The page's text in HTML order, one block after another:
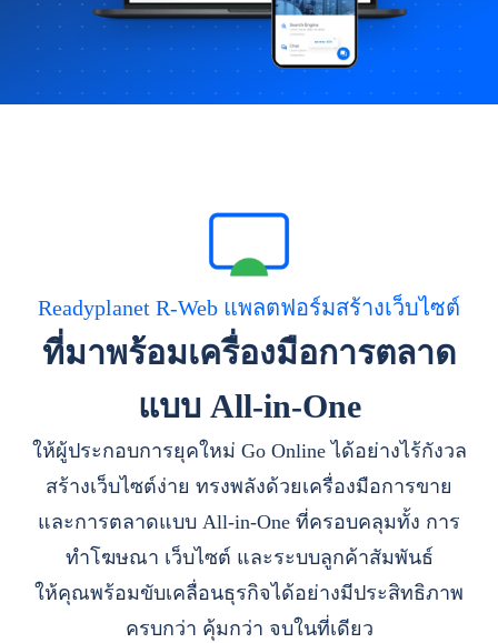
Readyplanet R-Web แพลตฟอร์มสร้างเว็บไซต์
ที่มาพร้อมเครื่องมือการตลาด
แบบ All-in-One
ให้ผู้ประกอบการยุคใหม่ Go Online ได้อย่างไร้กังวล
สร้างเว็บไซต์ง่าย ทรงพลังด้วยเครื่องมือการขาย
และการตลาดแบบ All-in-One ที่ครอบคลุมทั้ง การ
ทำโฆษณา เว็บไซต์ และระบบลูกค้าสัมพันธ์
ให้คุณพร้อมขับเคลื่อนธุรกิจได้อย่างมีประสิทธิภาพ
ครบกว่า คุ้มกว่า จบในที่เดียว